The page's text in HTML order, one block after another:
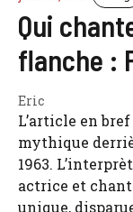
Qui
flanche :
Eric
L’article en
mythique
1963.
actrice et
unique,